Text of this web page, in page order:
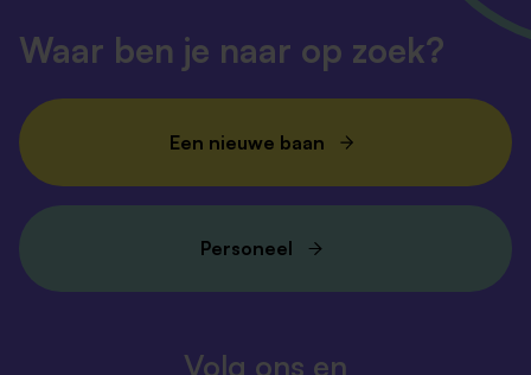
Waar ben je naar op zoek?
Een nieuwe baan
Personeel
Volg ons en